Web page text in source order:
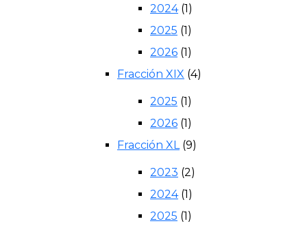
2024(1)
2025 (1)
2026 (1)
Fracción XIX (4)
2025 (1)
2026 (1)
Fracción XL(9)
2023 (2)
2024(1)
2025 (1)